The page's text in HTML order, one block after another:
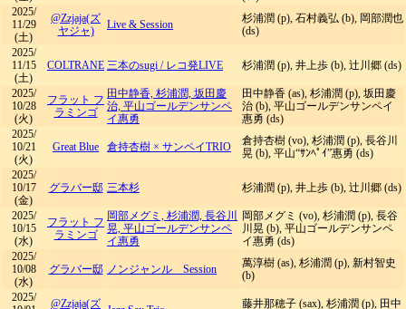
2025/
11/29
(土)
@Zzjaja(ズ
ヤジャ)
Live & Session
杉浦潤 (p), 石村義弘 (b), 岡部潤也
(ds)
2025/
11/15
(土)
COLTRANE 三本のsugi / レコ発LIVE 杉浦潤 (p), 井上歩 (b), 辻川郷 (ds)
2025/
10/28
(火)
フラット フ
ラミンゴ
田中静香, 杉浦潤, 坂田慶
治, 平山ゴールデンサンペ
イ惠勇
田中静香 (as), 杉浦潤 (p), 坂田慶
治 (b), 平山ゴールデンサンペイ
惠勇 (ds)
2025/
10/21
(火)
Great Blue 倉持杏樹 × サンペイTRIO
倉持杏樹 (vo), 杉浦潤 (p), 長谷川
晃 (b), 平山“ｻﾝﾍﾟｲ”惠勇 (ds)
2025/
10/17
(金)
グラバー邸 三本杉 杉浦潤 (p), 井上歩 (b), 辻川郷 (ds)
2025/
10/15
(水)
フラット フ
ラミンゴ
岡部メグミ, 杉浦潤, 長谷川
晃, 平山ゴールデンサンペ
イ惠勇
岡部メグミ (vo), 杉浦潤 (p), 長谷
川晃 (b), 平山ゴールデンサンペ
イ惠勇 (ds)
2025/
10/08
(水)
グラバー邸 ノンジャンル Session
萬淳樹 (as), 杉浦潤 (p), 新村智史
(b)
2025/
@Zzjaja(ズ
藤井那穂子 (sax), 杉浦潤 (p), 田中